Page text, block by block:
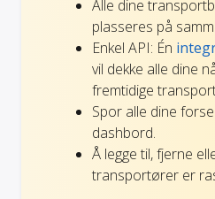
Alle dine
plasseres på
Enkel API: Én
vil dekke alle dine
fremtidige
Spor alle dine
dashbord.
Å legge til, fjerne
transportører er